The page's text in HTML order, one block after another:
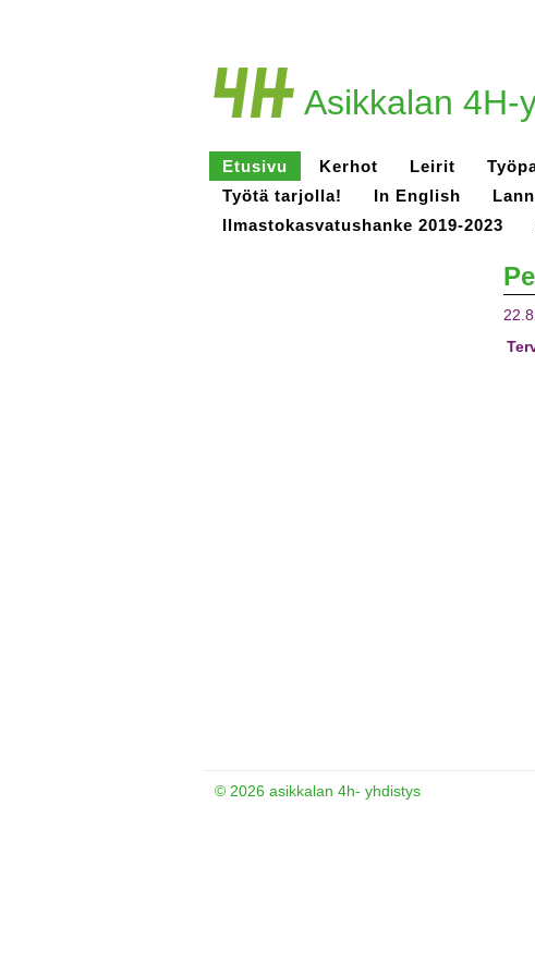
Asikkalan 4H-
Etusivu Kerhot Leirit
Työtä tarjolla!
In English
Ilmastokasvatushanke 2019-2023
© 2026 asikkalan 4h- yhdistys